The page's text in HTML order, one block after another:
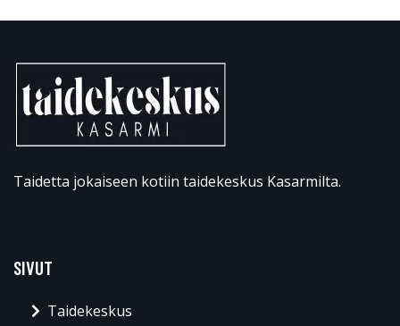
Taidetta jokaiseen kotiin taidekeskus Kasarmilta.
SIVUT
Taidekeskus